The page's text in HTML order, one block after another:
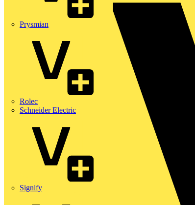
Prysmian
Rolec
Schneider Electric
Signify